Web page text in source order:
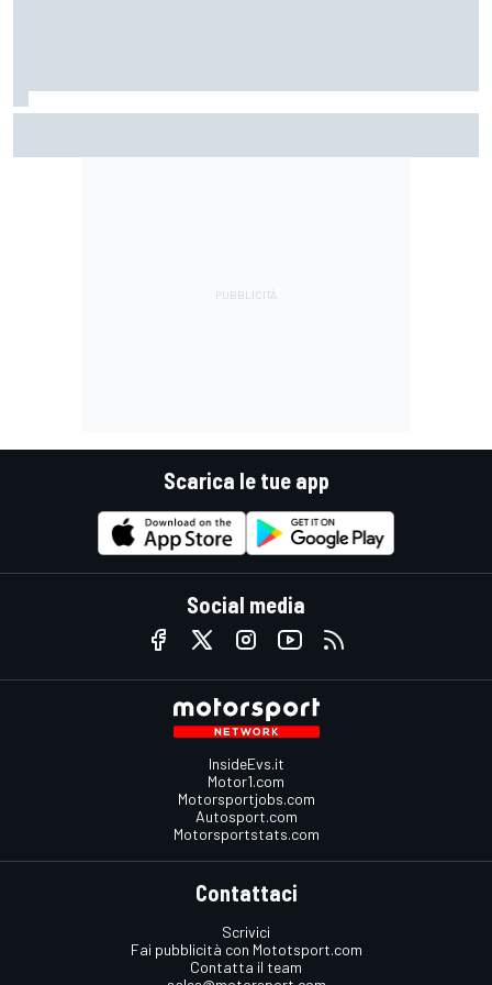
stessa"
Scarica le tue app
Social media
InsideEvs.it
Motor1.com
Motorsportjobs.com
Autosport.com
Motorsportstats.com
Contattaci
Scrivici
Fai pubblicità con Mototsport.com
Contatta il team